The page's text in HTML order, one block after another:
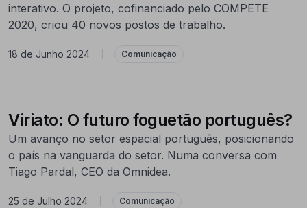
interativo. O projeto, cofinanciado pelo COMPETE
2020, criou 40 novos postos de trabalho.
18 de Junho 2024 Comunicação
Viriato: O futuro foguetão português?
Um avanço no setor espacial português, posicionando
o país na vanguarda do setor. Numa conversa com
Tiago Pardal, CEO da Omnidea.
25 de Julho 2024 Comunicação